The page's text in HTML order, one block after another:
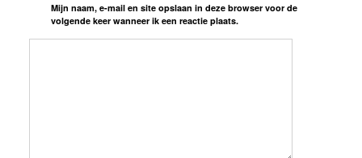
Mijn naam, e-mail en site opslaan in deze browser voor de
volgende keer wanneer ik een reactie plaats.